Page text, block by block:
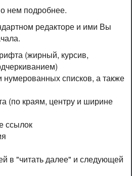
нем подробнее.
редакторе и ими Вы
(жирный, курсив,
списков, а также
(по краям, центру и ширине
ссылок
в "читать далее" и следующей